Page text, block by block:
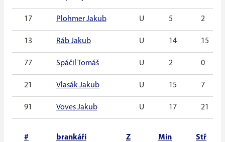
17 Plohmer Jakub U 5 2
13 Ráb Jakub U 14 15
77 Spáčil Tomáš U 2 0
21 Vlasák Jakub U 15 7
91 Voves Jakub U 17 21
# brankáři Z Min Stř